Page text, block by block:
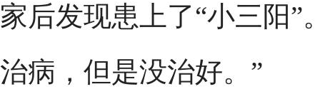
家后发现患上了“小三阳”
治病，但是没治好。”